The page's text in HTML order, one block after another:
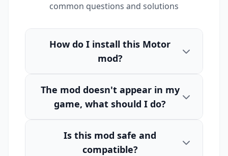
common questions and solutions
How do I install this Motor
mod?
The mod doesn't appear in my
game, what should I do?
Is this mod safe and
compatible?